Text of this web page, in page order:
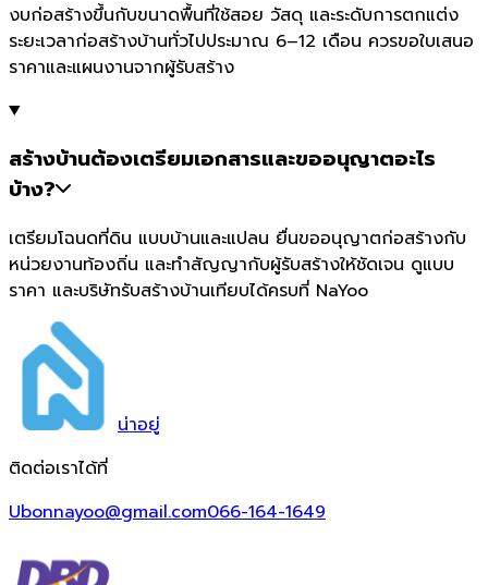
งบก่อสร้างขึ้นกับขนาดพื้นที่ใช้สอย วัสดุ และระดับการตกแต่ง
ระยะเวลาก่อสร้างบ้านทั่วไปประมาณ 6–12 เดือน ควรขอใบเสนอ
ราคาและแผนงานจากผู้รับสร้าง
สร้างบ้านต้องเตรียมเอกสารและขออนุญาตอะไร
บ้าง?
เตรียมโฉนดที่ดิน แบบบ้านและแปลน ยื่นขออนุญาตก่อสร้างกับ
หน่วยงานท้องถิ่น และทำสัญญากับผู้รับสร้างให้ชัดเจน ดูแบบ
ราคา และบริษัทรับสร้างบ้านเทียบได้ครบที่ NaYoo
น่าอยู่
ติดต่อเราได้ที่
Ubonnayoo@gmail.com066-164-1649